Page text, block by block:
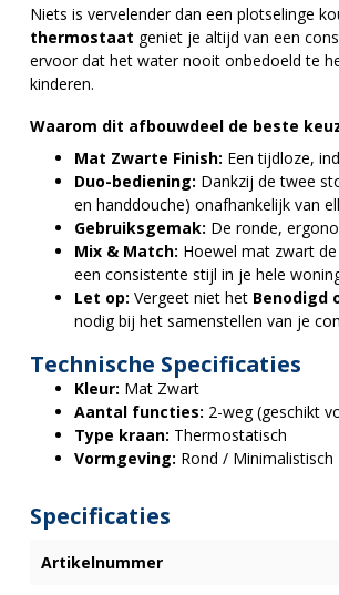
Niets is vervelender dan een plotselinge
thermostaat geniet je altijd van een
ervoor dat het water nooit onbedoeld te
kinderen.
Waarom dit afbouwdeel de beste
Mat Zwarte Finish: Een tijdloze,
Duo-bediening: Dankzij de twee
en handdouche) onafhankelijk van
Gebruiksgemak: De ronde,
Mix & Match: Hoewel mat zwart
een consistente stijl in je hele
Let op: Vergeet niet het Benodigd
nodig bij het samenstellen van je
Technische Specificaties
Kleur: Mat Zwart
Aantal functies: 2-weg (geschikt
Type kraan: Thermostatisch
Vormgeving: Rond / Minimalistisch
Specificaties
Artikelnummer